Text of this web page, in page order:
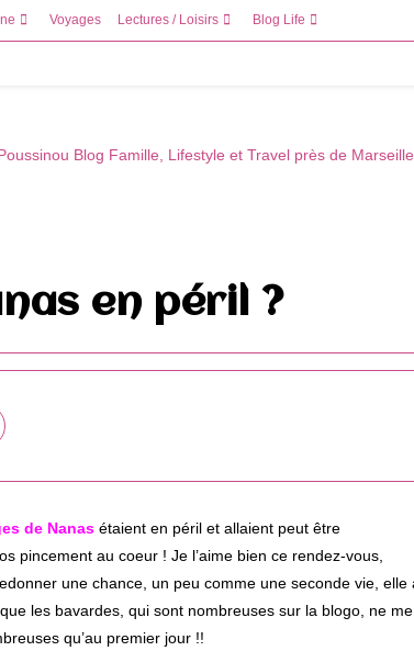
Voyages Lectures / Loisirs Blog Life
en péril ?
de Nanas étaient en péril et allaient peut être
pincement au coeur ! Je l’aime bien ce rendez-vous,
une chance, un peu comme une seconde vie, elle
les bavardes, qui sont nombreuses sur la blogo, ne me
qu’au premier jour !!